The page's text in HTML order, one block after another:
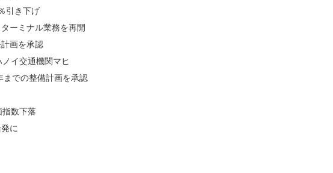
引き下げ
ーミナル業務を再開
画を承認
イ交通機関マヒ
までの整備計画を承認
数下落
に